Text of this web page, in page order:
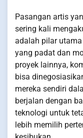
Pasangan artis
sering kali
adalah pilar
yang padat dan
proyek lainnya,
bisa
mereka sendiri
berjalan dengan
teknologi untuk
lebih memilih